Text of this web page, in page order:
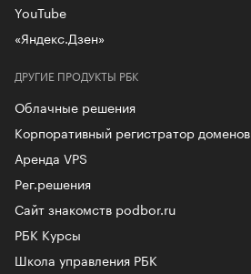
ДРУГИЕ ПРОДУКТЫ РБК
Облачные решения
Корпоративный регистратор доменов
Аренда VPS
Рег.решения
Сайт знакомств podbor.ru
РБК Курсы
Школа управления РБК
YouTube
«Яндекс.Дзен»